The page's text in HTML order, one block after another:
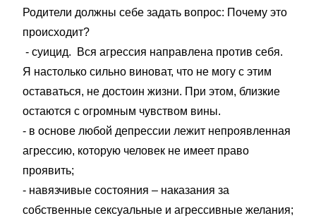
Родители должны себе задать вопрос: Почему это
происходит?
- суицид. Вся агрессия направлена против себя.
Я настолько сильно виноват, что не могу с этим
оставаться, не достоин жизни. При этом, близкие
остаются с огромным чувством вины.
- в основе любой депрессии лежит непроявленная
агрессию, которую человек не имеет право
проявить;
- навязчивые состояния – наказания за
собственные сексуальные и агрессивные желания;